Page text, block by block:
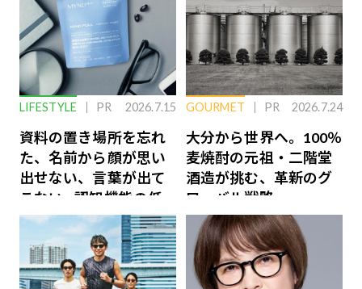
LIFESTYLE PR 2026.7.15
資料の置き場所を忘れ
た、名前から顔が思い
出せない、言葉が出て
こない…認知機能の低
下を救う、脳のインナ
ーケアとは
GOURMET PR 2026.7.24
大分から世界へ。100％
麦焼酎の元祖・二階堂
酒造が挑む、革新のグ
ローバル戦略